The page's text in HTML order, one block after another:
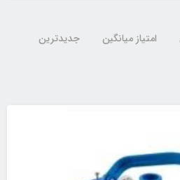
امتیاز میانگین جدیدترین